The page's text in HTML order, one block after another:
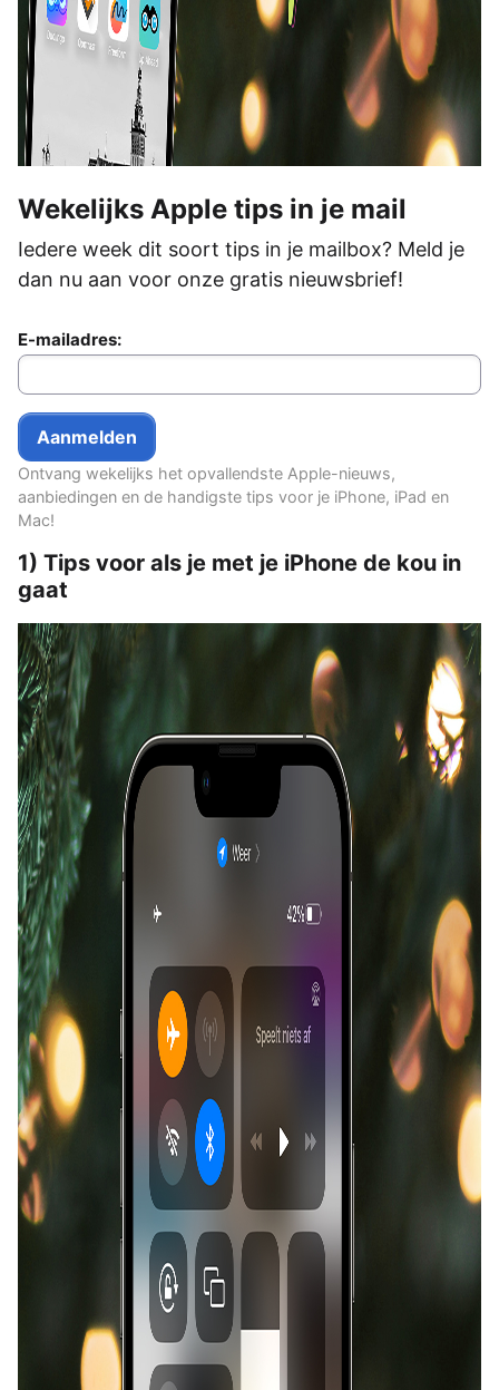
Wekelijks Apple tips in je mail
Iedere week dit soort tips in je mailbox? Meld je
dan nu aan voor onze gratis nieuwsbrief!
E-mailadres:
Ontvang wekelijks het opvallendste Apple-nieuws,
aanbiedingen en de handigste tips voor je iPhone, iPad en
Mac!
1) Tips voor als je met je iPhone de kou in
gaat